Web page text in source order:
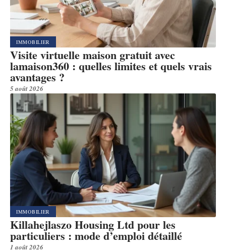
IMMOBILIER
Visite virtuelle maison gratuit avec
lamaison360 : quelles limites et quels vrais
avantages ?
5 août 2026
IMMOBILIER
Killahejlaszo Housing Ltd pour les
particuliers : mode d’emploi détaillé
1 août 2026